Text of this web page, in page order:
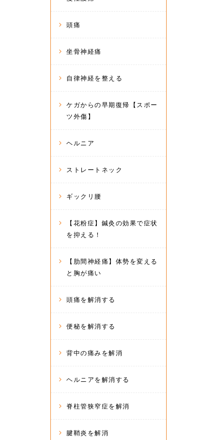
頭痛
坐骨神経痛
自律神経を整える
ケガからの早期復帰【スポー
ツ外傷】
ヘルニア
ストレートネック
ギックリ腰
【花粉症】鍼灸の効果で症状
を抑える！
【肋間神経痛】体勢を変える
と胸が痛い
頭痛を解消する
便秘を解消する
背中の痛みを解消
ヘルニアを解消する
脊柱管狭窄症を解消
腱鞘炎を解消